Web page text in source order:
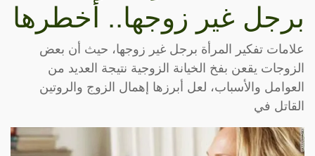
برجل غير زوجها.. أخطرها
علامات تفكير المرأة برجل غير زوجها، حيث أن بعض
الزوجات يقعن بفخ الخيانة الزوجية نتيجة العديد من
العوامل والأسباب، لعل أبرزها إهمال الزوج والروتين
القاتل في